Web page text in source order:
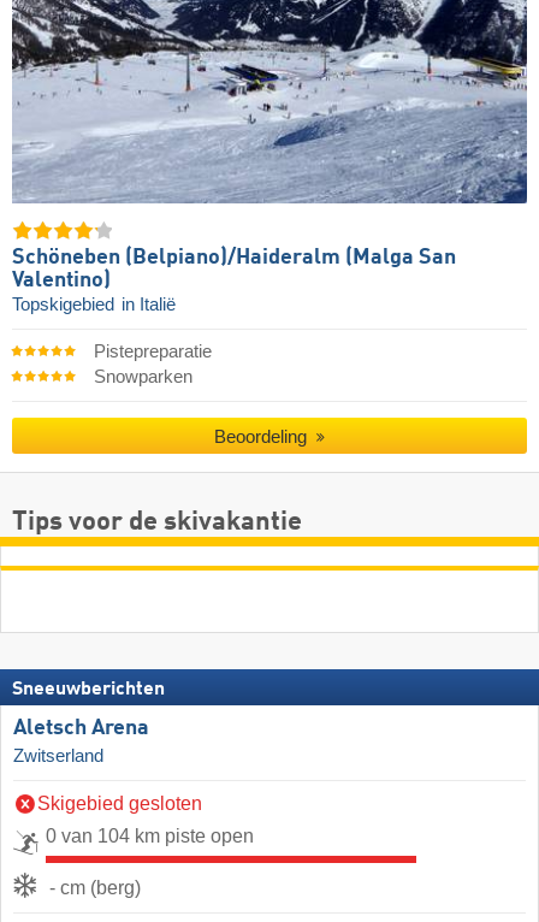
Schöneben (Belpiano)/​Haideralm (Malga San
Valentino)
Topskigebied in Italië
Pistepreparatie
Snowparken
Beoordeling
Tips voor de skivakantie
Sneeuwberichten
Aletsch Arena
Zwitserland
Skigebied gesloten
0 van 104 km piste open
- cm (berg)